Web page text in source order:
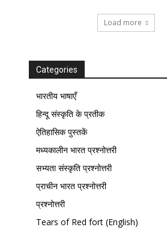
Load more
Categories
भारतीय भाषाएँ
हिन्दू संस्कृति के प्रतीक
ऐतिहासिक पुस्तकें
मध्यकालीन भारत प्रश्नोत्तरी
सभ्यता संस्कृति प्रश्नोत्तरी
प्राचीन भारत प्रश्नोत्तरी
प्रश्नोत्तरी
Tears of Red fort (English)